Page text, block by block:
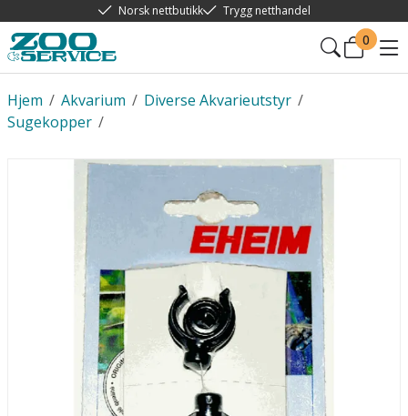
Norsk nettbutikk Trygg netthandel
0
/
Hjem /
Akvarium /
Diverse Akvarieutstyr
/
Sugekopper